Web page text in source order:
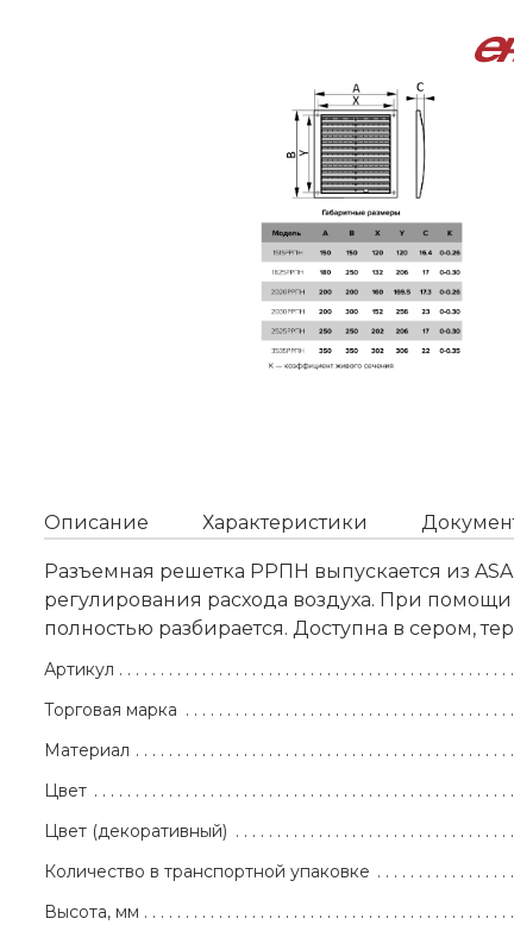
Описание Характеристики
Разъемная решетка РРПН выпускается из
регулирования расхода воздуха. При
полностью разбирается. Доступна в сером,
Артикул
Торговая марка
Материал
Цвет
Цвет (декоративный)
Количество в транспортной упаковке
Высота, мм